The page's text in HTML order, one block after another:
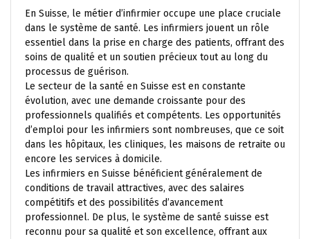
En Suisse, le métier d’infirmier occupe une place cruciale
dans le système de santé. Les infirmiers jouent un rôle
essentiel dans la prise en charge des patients, offrant des
soins de qualité et un soutien précieux tout au long du
processus de guérison.
Le secteur de la santé en Suisse est en constante
évolution, avec une demande croissante pour des
professionnels qualifiés et compétents. Les opportunités
d’emploi pour les infirmiers sont nombreuses, que ce soit
dans les hôpitaux, les cliniques, les maisons de retraite ou
encore les services à domicile.
Les infirmiers en Suisse bénéficient généralement de
conditions de travail attractives, avec des salaires
compétitifs et des possibilités d’avancement
professionnel. De plus, le système de santé suisse est
reconnu pour sa qualité et son excellence, offrant aux